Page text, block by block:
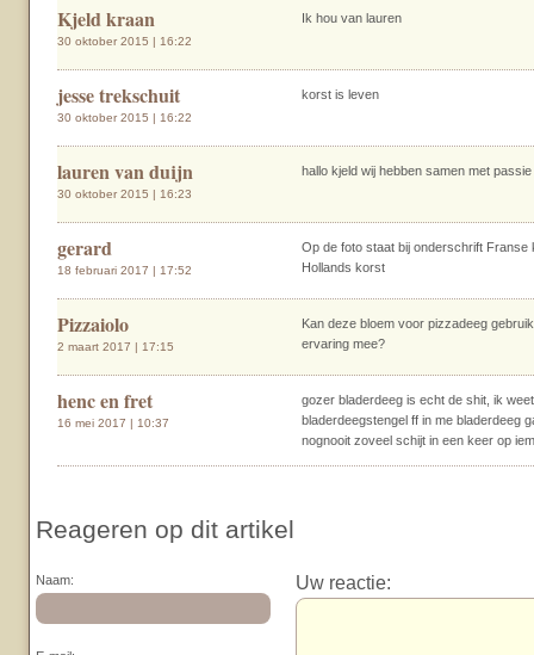
Kjeld kraan
30 oktober 2015 | 16:22
Ik hou van lauren
jesse trekschuit
30 oktober 2015 | 16:22
korst is leven
lauren van duijn
30 oktober 2015 | 16:23
hallo kjeld wij hebben samen met
gerard
18 februari 2017 | 17:52
Op de foto staat bij onderschrift
Hollands korst
Pizzaiolo
2 maart 2017 | 17:15
Kan deze bloem voor pizzadeeg
ervaring mee?
henc en fret
16 mei 2017 | 10:37
gozer bladerdeeg is echt de shit, ik
bladerdeegstengel ff in me bladerdeeg
nognooit zoveel schijt in een keer op
Reageren op dit artikel
Naam: Uw reactie: